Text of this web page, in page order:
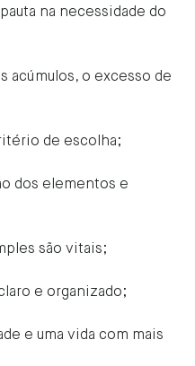
na necessidade do
acúmulos, o excesso de
de escolha;
dos elementos e
são vitais;
e organizado;
e uma vida com mais